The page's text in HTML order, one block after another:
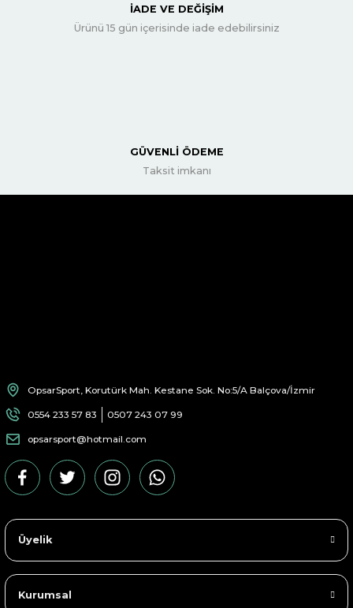
İADE VE DEĞİŞİM
Ürünü 15 gün içerisinde iade edebilirsiniz
GÜVENLİ ÖDEME
Taksit imkanı
OpsarSport, Korutürk Mah. Kestane Sok. No:5/A Balçova/İzmir
0554 233 57 83 0507 243 07 99
opsarsport@hotmail.com
Üyelik
Kurumsal